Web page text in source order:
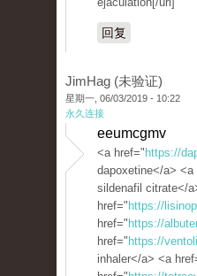
回复
JimHag (未验证)
星期一, 06/03/2019 - 10:22
永久连接
eeumcgmv
<a href=" https://
dapoxetine</a> <a
sildenafil citrate</
href=" https://
href=" https://
href=" https://
inhaler</a> <a